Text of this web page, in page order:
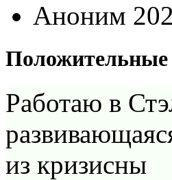
Аноним
Положительные
Работаю в
из кризисны